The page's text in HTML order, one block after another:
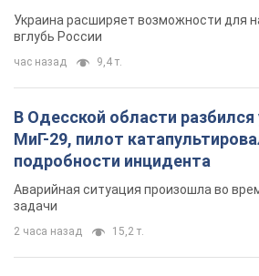
Украина расширяет возможности для
вглубь России
час назад 9,4 т.
В Одесской области разбился
МиГ-29, пилот
подробности инцидента
Аварийная ситуация произошла во
задачи
2 часа назад 15,2 т.